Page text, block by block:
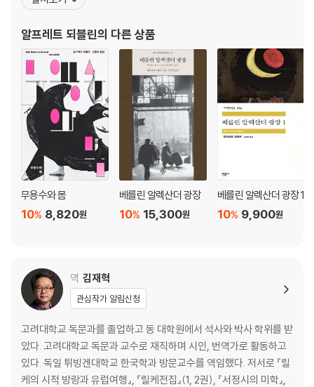
의학을 공부하는 한편 니체, 쇼펜하우어 등 독일 철학에 심취하였다.
폰타네 상과 바이에른 예술 아카데미의 문
알프레트 되블린의 다른 상품
무용수와 몸
8,820원
10%
베를린 알렉산더 광장
15,300원
10%
베를린 알렉산더 광장 1
9,900원
10%
역 김재혁
관심작가 알림신청
고려대학교 독문과를 졸업하고 동 대학원에서 석사와 박사 학위를 받
았다. 고려대학교 독문과 교수로 재직하며 시인, 번역가로 활동하고
있다. 독일 튀빙겐대학교 한국학과 방문교수를 역임했다. 저서로 『릴
케의 시적 방랑과 유럽여행』, 『릴케전집』(1, 2권), 『서정시의 미학』,